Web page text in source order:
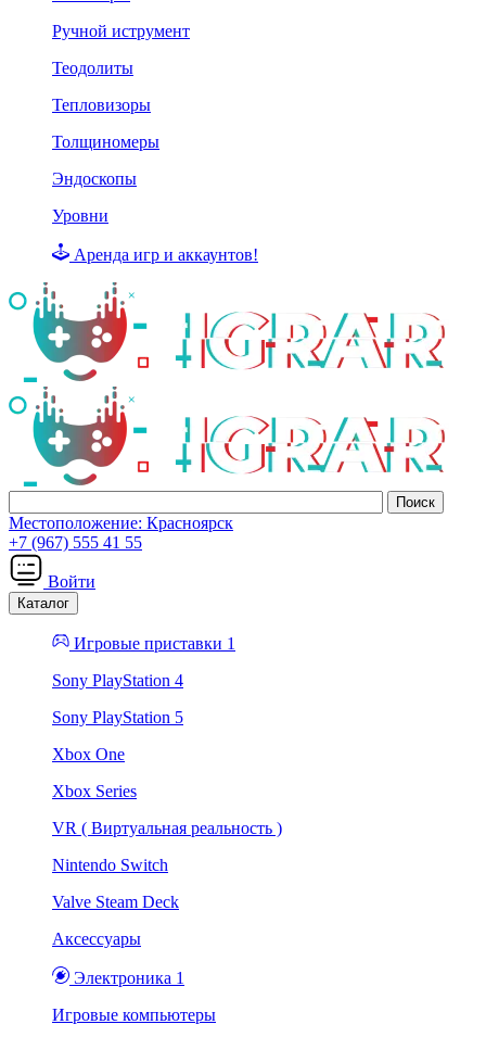
Ручной иструмент
Теодолиты
Тепловизоры
Толщиномеры
Эндоскопы
Уровни
Аренда игр и аккаунтов!
Местоположение: Красноярск
+7 (967) 555 41 55
Войти
Каталог
Игровые приставки 1
Sony PlayStation 4
Sony PlayStation 5
Xbox One
Xbox Series
VR ( Виртуальная реальность )
Nintendo Switch
Valve Steam Deck
Аксессуары
Электроника 1
Игровые компьютеры